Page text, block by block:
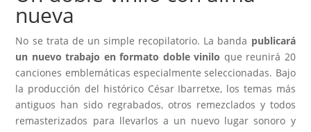
nueva
No se trata de un simple recopilatorio. La banda publicará
un nuevo trabajo en formato doble vinilo que reunirá 20
canciones emblemáticas especialmente seleccionadas. Bajo
la producción del histórico César Ibarretxe, los temas más
antiguos han sido regrabados, otros remezclados y todos
remasterizados para llevarlos a un nuevo lugar sonoro y